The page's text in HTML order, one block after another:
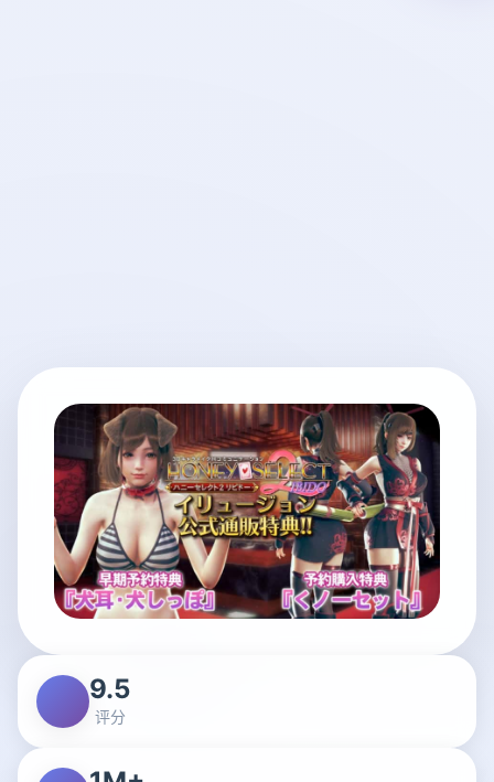
9.5
评分